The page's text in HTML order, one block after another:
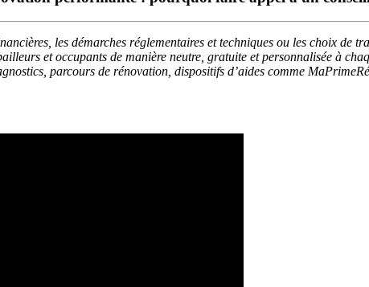
les démarches réglementaires et techniques ou les choix
et occupants de manière neutre, gratuite et personnalisée à
parcours de rénovation, dispositifs d’aides comme